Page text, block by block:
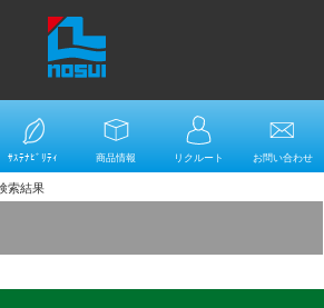
ｻｽﾃﾅﾋﾞﾘﾃｨ 商品情報 リクルート お問い合わせ
索結果